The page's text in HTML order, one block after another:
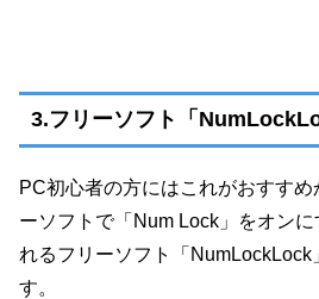
3.フリーソフト「
PC初心者の方にはこれがおすすめ
ーソフトで「Num Lock」をオンに
れるフリーソフト「NumLockLock
す。